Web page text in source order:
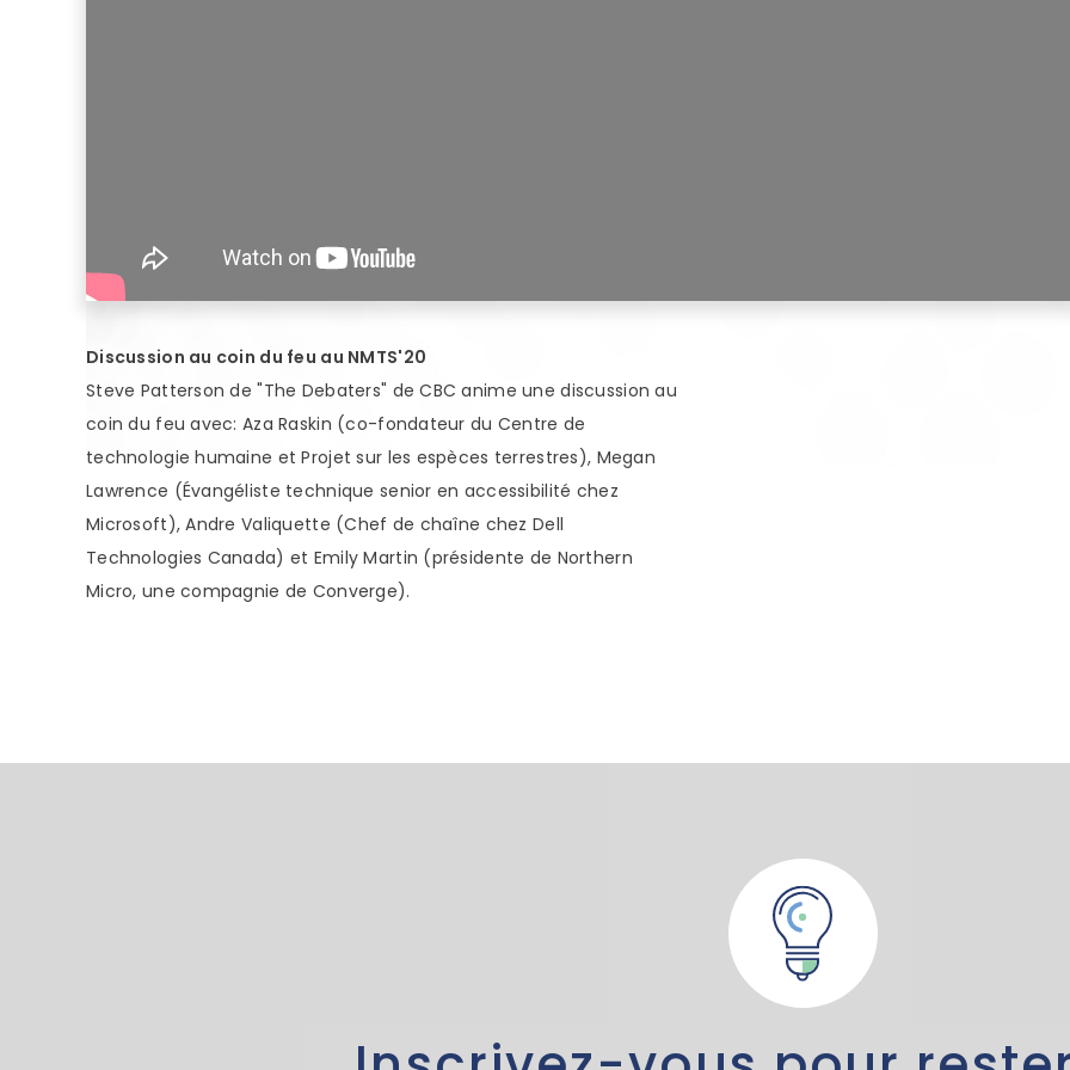
Discussion au coin du feu au NMTS'20
Steve Patterson de "The Debaters" de CBC anime une discussion au
coin du feu avec: Aza Raskin (co-fondateur du Centre de
technologie humaine et Projet sur les espèces terrestres), Megan
Lawrence (Évangéliste technique senior en accessibilité chez
Microsoft), Andre Valiquette (Chef de chaîne chez Dell
Technologies Canada) et Emily Martin (présidente de Northern
Micro, une compagnie de Converge).